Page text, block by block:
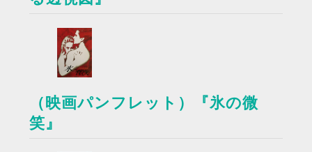
（映画パンフレット）『氷の微
笑』